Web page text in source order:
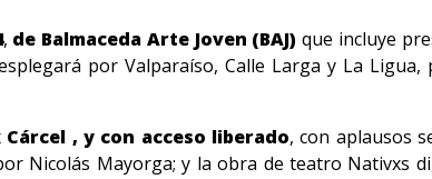
, de Balmaceda Arte Joven (BAJ) que incluye
por Valparaíso, Calle Larga y La Ligua,
, y con acceso liberado, con aplausos
Nicolás Mayorga; y la obra de teatro Nativxs